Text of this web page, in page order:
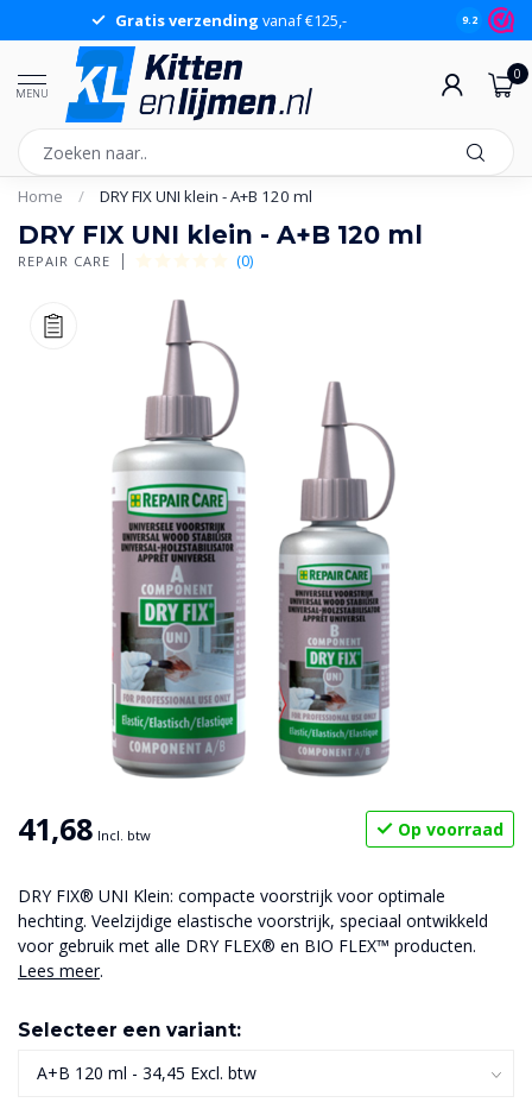
Gratis verzending vanaf €125,- 9.2
MENU
0
Home / DRY FIX UNI klein - A+B 120 ml
DRY FIX UNI klein - A+B 120 ml
REPAIR CARE (0)
41,68 Incl. btw Op voorraad
DRY FIX® UNI Klein: compacte voorstrijk voor optimale
hechting. Veelzijdige elastische voorstrijk, speciaal ontwikkeld
voor gebruik met alle DRY FLEX® en BIO FLEX™ producten.
Lees meer.
Selecteer een variant: